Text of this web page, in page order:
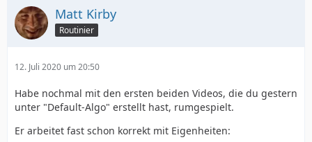
Matt Kirby
Routinier
12. Juli 2020 um 20:50
Habe nochmal mit den ersten beiden Videos, die du gestern
unter "Default-Algo" erstellt hast, rumgespielt.
Er arbeitet fast schon korrekt mit Eigenheiten: